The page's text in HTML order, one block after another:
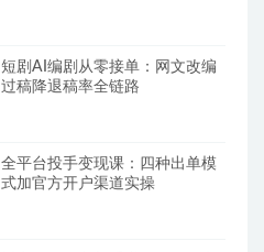
短剧AI编剧从零接单：网文改编
过稿降退稿率全链路
全平台投手变现课：四种出单模
式加官方开户渠道实操